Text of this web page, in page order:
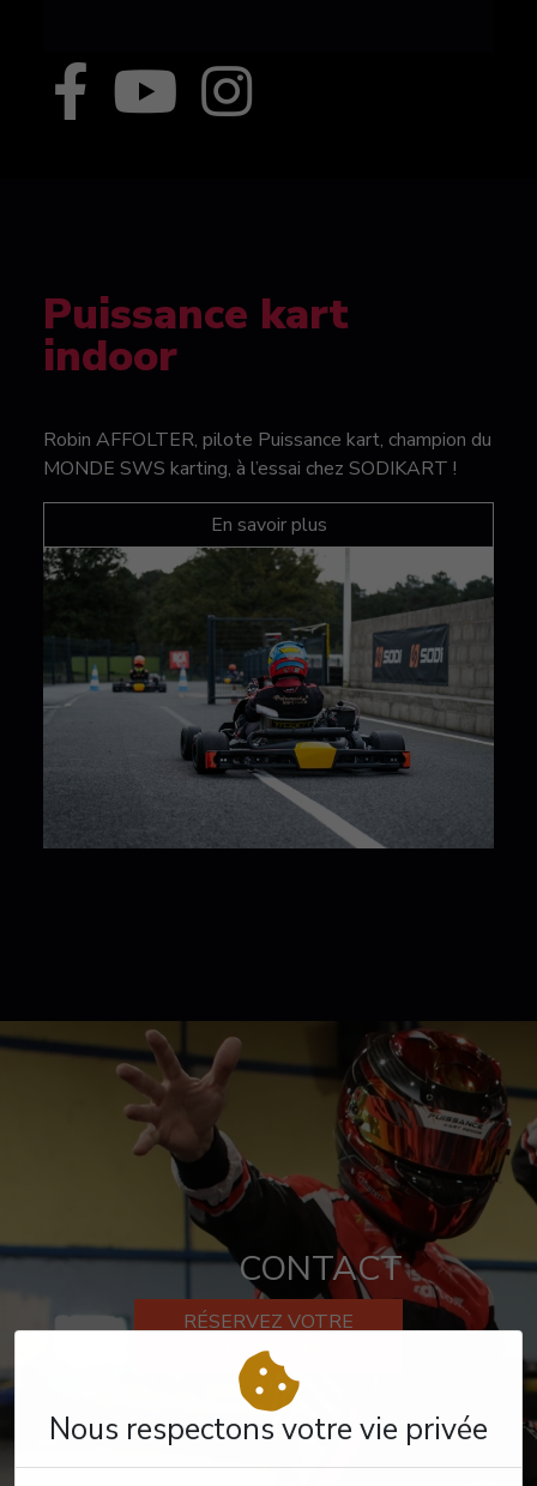
Nous respectons votre vie privée
Puissance kart
indoor
Robin AFFOLTER, pilote Puissance kart, champion du
MONDE SWS karting, à l’essai chez SODIKART !
En savoir plus
CONTACT
RÉSERVEZ VOTRE
PASSAGE